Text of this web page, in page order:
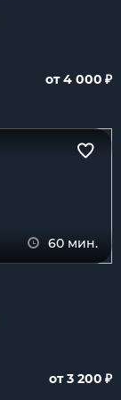
от 4 000 ₽
60 мин.
от 3 200 ₽